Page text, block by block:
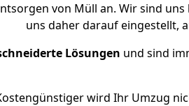
von Müll an. Wir sind
uns daher darauf eingestellt,
Lösungen und sind
wird Ihr Umzug